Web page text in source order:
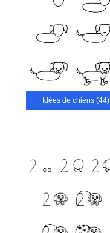
Idées de chiens (44)